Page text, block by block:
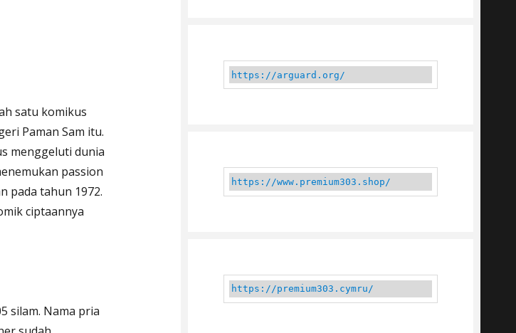
satu komikus
Paman Sam itu.
menggeluti dunia
passion
pada tahun 1972.
ciptaannya
silam. Nama pria
https://arguard.org/
https://www.premium303.shop/
https://premium303.cymru/